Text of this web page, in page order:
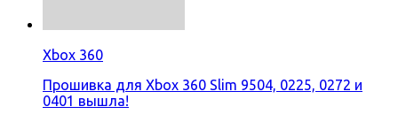
Xbox 360
Прошивка для Xbox 360 Slim 9504, 0225, 0272 и
0401 вышла!